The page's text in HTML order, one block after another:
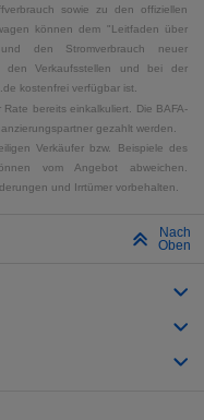
sowie zu den offiziellen
können dem "Leitfaden über
den Stromverbrauch neuer
den Verkaufsstellen und bei der
kostenfrei verfügbar ist.
bereits einkalkuliert. Die BAFA-
gezahlt werden.
Verkäufer bzw. Beispiele des
vom Angebot abweichen.
und Irrtümer vorbehalten.
Nach
Oben